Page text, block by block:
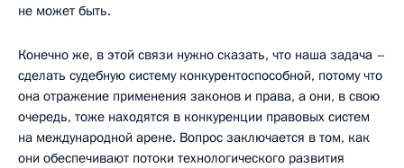
не может быть.
Конечно же, в этой связи нужно сказать, что наша задача –
сделать судебную систему конкурентоспособной, потому что
она отражение применения законов и права, а они, в свою
очередь, тоже находятся в конкуренции правовых систем
на международной арене. Вопрос заключается в том, как
они обеспечивают потоки технологического развития